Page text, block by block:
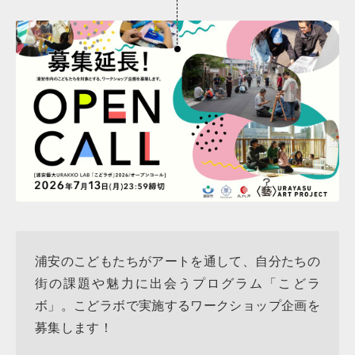
浦安のこどもたちがアートを通して、自分たちの
街の課題や魅力に出会うプログラム「こどラ
ボ」。こどラボで実施するワークショップ企画を
募集します！